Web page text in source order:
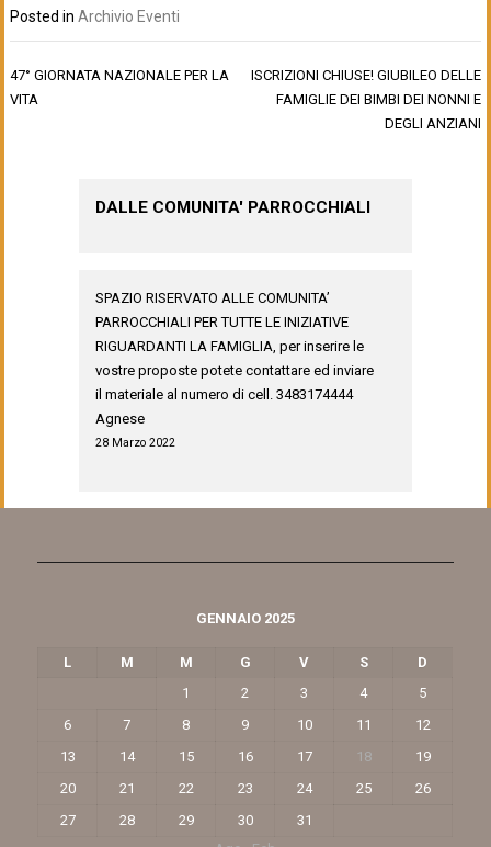
Posted inArchivio Eventi
Navigazione
articoli
47° GIORNATA NAZIONALE PER LA
VITA
ISCRIZIONI CHIUSE! GIUBILEO DELLE
FAMIGLIE DEI BIMBI DEI NONNI E
DEGLI ANZIANI
DALLE COMUNITA' PARROCCHIALI
SPAZIO RISERVATO ALLE COMUNITA’
PARROCCHIALI PER TUTTE LE INIZIATIVE
RIGUARDANTI LA FAMIGLIA, per inserire le
vostre proposte potete contattare ed inviare
il materiale al numero di cell. 3483174444
Agnese
28 Marzo 2022
GENNAIO 2025
L M M G V S
D
1
2 3 4
5
6
7 8 9 10 11
12
13
14 15 16 17 18
19
20
21 22 23 24 25
26
27
28 29 30
31